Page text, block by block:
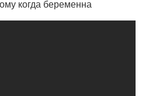
когда беременна